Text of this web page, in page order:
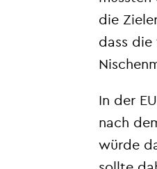
die
dass die
In der
nach
würde